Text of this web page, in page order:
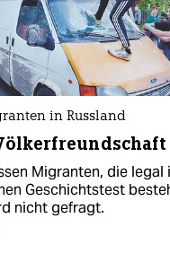
in Russland
Migranten, die legal
Geschichtstest
nicht gefragt.